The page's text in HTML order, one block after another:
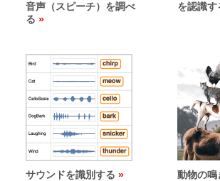
音声（スピーチ）を調べ
る
を認識す
サウンドを識別する 動物の鳴